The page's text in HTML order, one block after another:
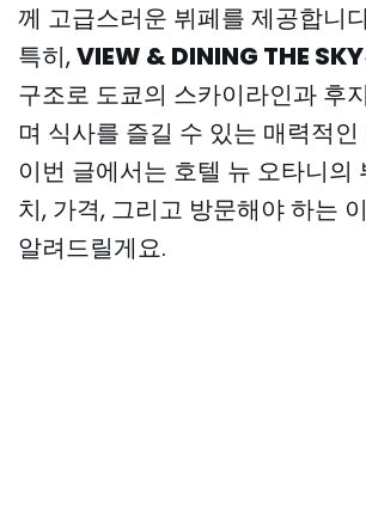
께 고급스러운 뷔페를 제공합니
특히,VIEW & DINING THE SKY
구조로 도쿄의 스카이라인과 후
며 식사를 즐길 수 있는 매력적
이번 글에서는 호텔 뉴 오타니의
치, 가격, 그리고 방문해야 하는
알려드릴게요.